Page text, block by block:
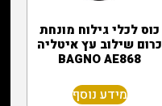
כוס לכלי גילוח מונחת
כרום שילוב עץ איטליה
BAGNO AE868
מידע נוסף